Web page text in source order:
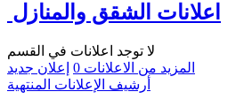
اعلانات الشقق والمنازل
لا توجد اعلانات في القسم
المزيد من الاعلانات 0 إعلان جديد
أرشيف الإعلانات المنتهية